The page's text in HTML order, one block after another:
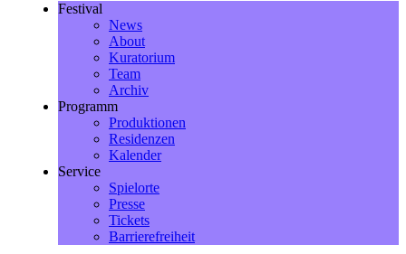
Festival
News
About
Kuratorium
Team
Archiv
Programm
Produktionen
Residenzen
Kalender
Service
Spielorte
Presse
Tickets
Barrierefreiheit